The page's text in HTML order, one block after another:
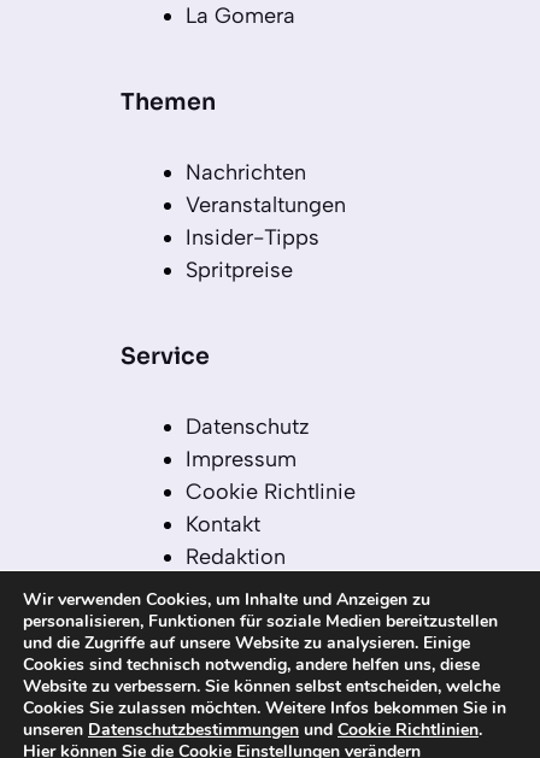
La Gomera
Themen
Nachrichten
Veranstaltungen
Insider-Tipps
Spritpreise
Service
Datenschutz
Impressum
Cookie Richtlinie
Kontakt
Redaktion
Redaktionelle Leitlinien
Sitemap
Einsatz von KI in der
Redaktion
Wir verwenden Cookies, um Inhalte und Anzeigen zu
personalisieren, Funktionen für soziale Medien bereitzustellen
und die Zugriffe auf unsere Website zu analysieren. Einige
Cookies sind technisch notwendig, andere helfen uns, diese
Website zu verbessern. Sie können selbst entscheiden, welche
Cookies Sie zulassen möchten. Weitere Infos bekommen Sie in
unseren Datenschutzbestimmungen und Cookie Richtlinien.
Hier können Sie die Cookie Einstellungen verändern